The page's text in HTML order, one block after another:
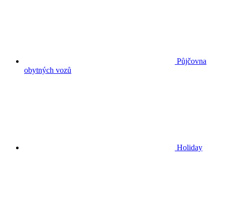
Půjčovna
obytných vozů
Holiday